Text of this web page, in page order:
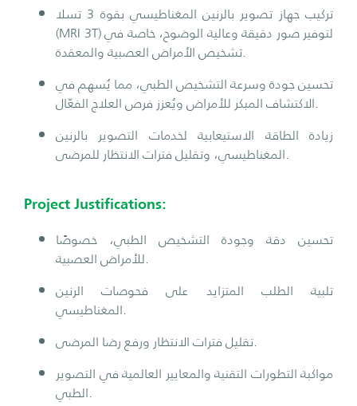
تركيب جهاز تصوير بالرنين المغناطيسي بقوة 3 تسلا
(MRI 3T) لتوفير صور دقيقة وعالية الوضوح، خاصة في
تشخيص الأمراض العصبية والمعقدة.
تحسين جودة وسرعة التشخيص الطبي، مما يُسهم في
الاكتشاف المبكر للأمراض ويُعزز فرص العلاج الفعّال.
زيادة الطاقة الاستيعابية لخدمات التصوير بالرنين
المغناطيسي، وتقليل فترات الانتظار للمرضى.
Project Justifications:
تحسين دقة وجودة التشخيص الطبي، خصوصًا
للأمراض العصبية.
تلبية الطلب المتزايد على فحوصات الرنين
المغناطيسي.
تقليل فترات الانتظار ورفع رضا المرضى.
مواكبة التطورات التقنية والمعايير العالمية في التصوير
الطبي.